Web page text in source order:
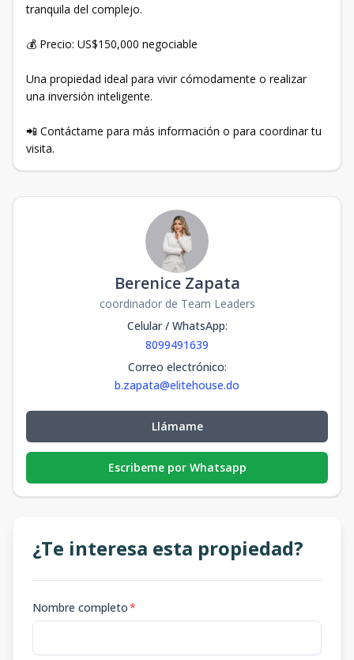
tranquila del complejo.
💰 Precio: US$150,000 negociable
Una propiedad ideal para vivir cómodamente o realizar
una inversión inteligente.
📲 Contáctame para más información o para coordinar tu
visita.
Berenice Zapata
coordinador de Team Leaders
Celular / WhatsApp:
8099491639
Correo electrónico:
b.zapata@elitehouse.do
Llámame
Escribeme por Whatsapp
¿Te interesa esta propiedad?
Nombre completo*